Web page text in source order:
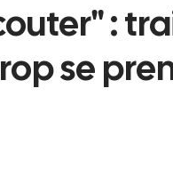
Grand entretien
:
se